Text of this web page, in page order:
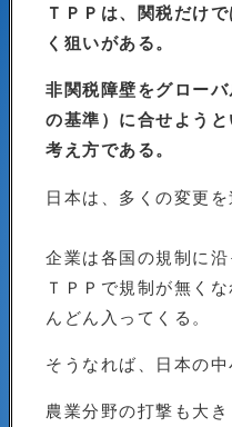
ＴＰＰは、関税だけ
く狙いがある。
非関税障壁をグロー
の基準）に合せよう
考え方である。
日本は、多くの変更を
企業は各国の規制に沿
ＴＰＰで規制が無く
んどん入ってくる。
そうなれば、日本の中
農業分野の打撃も大